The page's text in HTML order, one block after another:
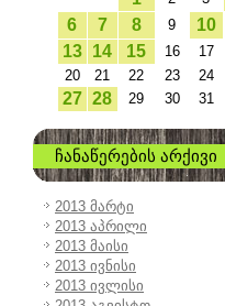
6
7 8 9 10
13
14 15 16 17
20
21 22 23 24
27 28 29 30 31
ჩანაწერების არქივი
2013 მარტი
2013 აპრილი
2013 მაისი
2013 ივნისი
2013 ივლისი